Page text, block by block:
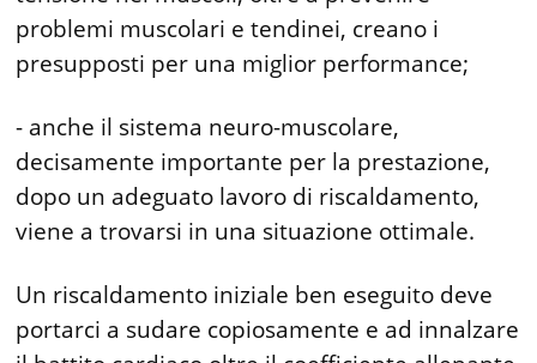
problemi muscolari e tendinei, creano i
presupposti per una miglior performance;
- anche il sistema neuro-muscolare,
decisamente importante per la prestazione,
dopo un adeguato lavoro di riscaldamento,
viene a trovarsi in una situazione ottimale.
Un riscaldamento iniziale ben eseguito deve
portarci a sudare copiosamente e ad innalzare